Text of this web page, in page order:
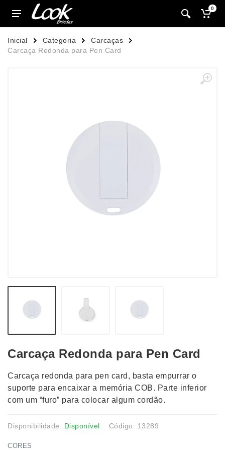
0
Inicial Categoria
Carcaças
Carcaça Redonda para Pen Card
Carcaça Redonda para Pen Card
Carcaça redonda para pen card, basta empurrar o
suporte para encaixar a memória COB. Parte inferior
com um “furo” para colocar algum cordão.
Disponibilidade: Disponível Código: 13289
CORES